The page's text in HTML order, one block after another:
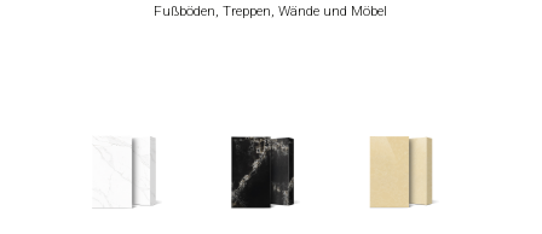
Fußböden, Treppen, Wände und Möbel
CALACATTA
ICE
BLACK